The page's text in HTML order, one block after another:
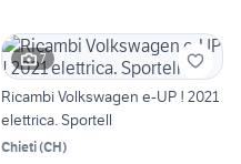
7
Ricambi Volkswagen e-UP ! 2021
elettrica. Sportell
Chieti(CH)